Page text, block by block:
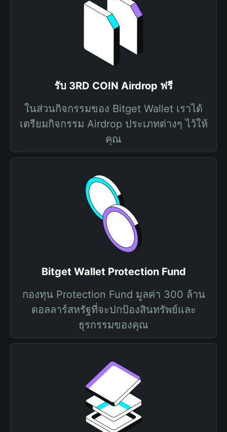
รับ 3RD COIN Airdrop ฟรี
ในส่วนกิจกรรมของ Bitget Wallet เราได้
เตรียมกิจกรรม Airdrop ประเภทต่างๆ ไว้ให้
คุณ
Bitget Wallet Protection Fund
กองทุน Protection Fund มูลค่า 300 ล้าน
ดอลลาร์สหรัฐที่จะปกป้องสินทรัพย์และ
ธุรกรรมของคุณ